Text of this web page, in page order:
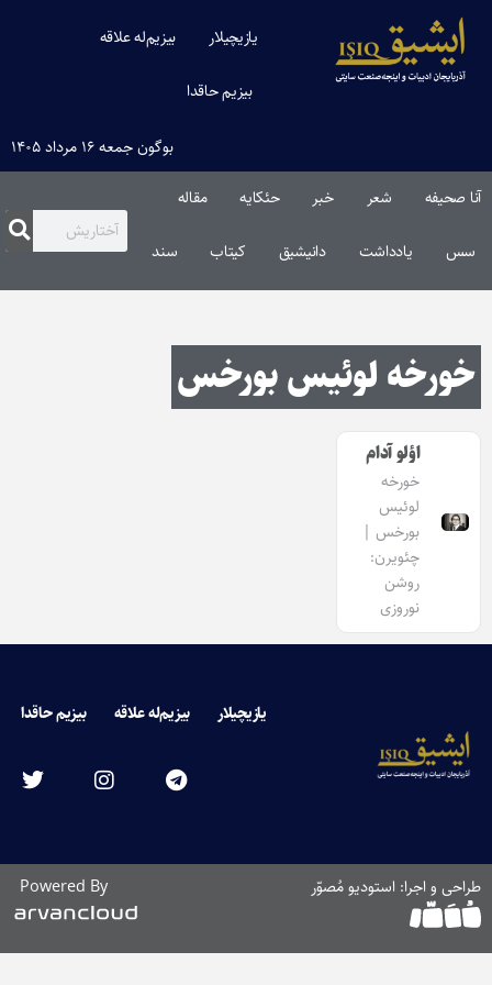
یازیچیلار بیزیم‌له علاقه
بیزیم حاقدا
بوگون جمعه ۱۶ مرداد ۱۴۰۵
آنا صحیفه شعر خبر حئکایه مقاله‌
سس یادداشت دانیشیق کیتاب سند
خورخه لوئیس بورخس
اؤلو آدام
خورخه
لوئیس
بورخس |
چئویرن:
روشن
نوروزی
یازیچیلار بیزیم‌له علاقه بیزیم حاقدا
طراحی و اجرا: استودیو مُصوّر Powered By